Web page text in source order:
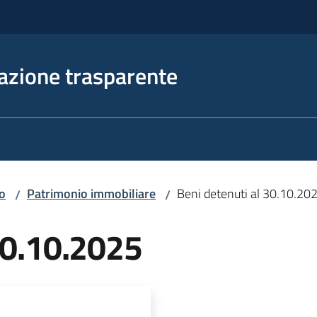
trasparente
/ Patrimonio immobiliare / Beni detenuti al